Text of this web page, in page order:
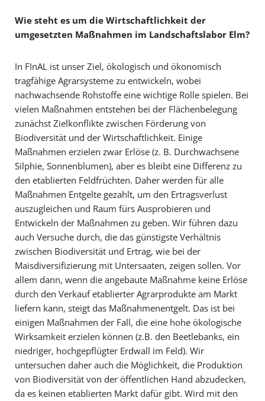
Wie steht es um die Wirtschaftlichkeit der
umgesetzten Maßnahmen im Landschaftslabor Elm?
In FInAL ist unser Ziel, ökologisch und ökonomisch
tragfähige Agrarsysteme zu entwickeln, wobei
nachwachsende Rohstoffe eine wichtige Rolle spielen. Bei
vielen Maßnahmen entstehen bei der Flächenbelegung
zunächst Zielkonflikte zwischen Förderung von
Biodiversität und der Wirtschaftlichkeit. Einige
Maßnahmen erzielen zwar Erlöse (z. B. Durchwachsene
Silphie, Sonnenblumen), aber es bleibt eine Differenz zu
den etablierten Feldfrüchten. Daher werden für alle
Maßnahmen Entgelte gezahlt, um den Ertragsverlust
auszugleichen und Raum fürs Ausprobieren und
Entwickeln der Maßnahmen zu geben. Wir führen dazu
auch Versuche durch, die das günstigste Verhältnis
zwischen Biodiversität und Ertrag, wie bei der
Maisdiversifizierung mit Untersaaten, zeigen sollen. Vor
allem dann, wenn die angebaute Maßnahme keine Erlöse
durch den Verkauf etablierter Agrarprodukte am Markt
liefern kann, steigt das Maßnahmenentgelt. Das ist bei
einigen Maßnahmen der Fall, die eine hohe ökologische
Wirksamkeit erzielen können (z.B. den Beetlebanks, ein
niedriger, hochgepflügter Erdwall im Feld). Wir
untersuchen daher auch die Möglichkeit, die Produktion
von Biodiversität von der öffentlichen Hand abzudecken,
da es keinen etablierten Markt dafür gibt. Wird mit den